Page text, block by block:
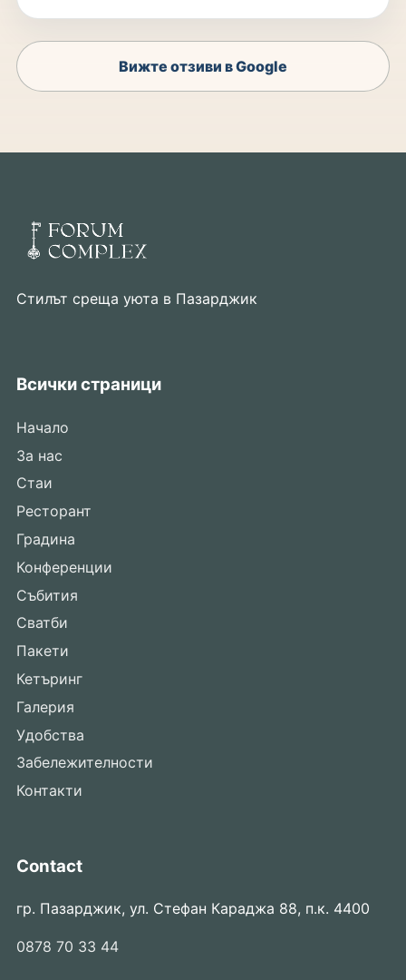
Вижте отзиви в Google
Стилът среща уюта в Пазарджик
Всички страници
Начало
За нас
Стаи
Ресторант
Градина
Конференции
Събития
Сватби
Пакети
Кетъринг
Галерия
Удобства
Забележителности
Контакти
Contact
гр. Пазарджик, ул. Стефан Караджа 88, п.к. 4400
0878 70 33 44